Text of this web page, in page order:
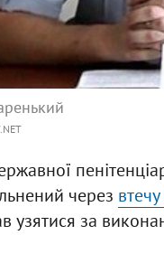
через
узятися за